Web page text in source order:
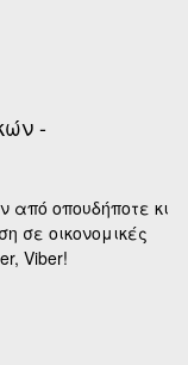
-
οπουδήποτε κι
σε οικονομικές
Viber!